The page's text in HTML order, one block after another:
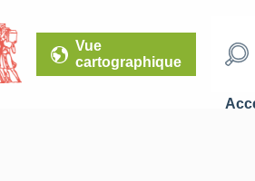
Vue
cartographique